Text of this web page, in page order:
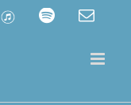
ITunes Spotify